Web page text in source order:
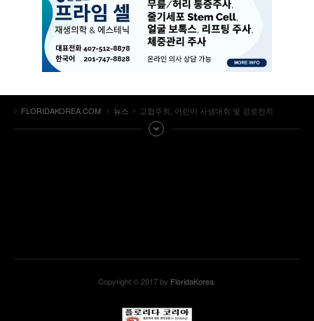
FLORIDAKOREA.COM 뉴스 교협주최, 어린이 사생대회 및 경로잔치
Copyright © 2017 by FloridaKorea